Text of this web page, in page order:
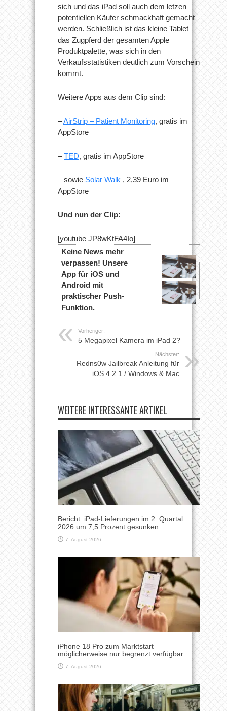
sich und das iPad soll auch dem letzen
potentiellen Käufer schmackhaft gemacht
werden. Schließlich ist das kleine Tablet
das Zugpferd der gesamten Apple
Produktpalette, was sich in den
Verkaufsstatistiken deutlich zum Vorschein
kommt.
Weitere Apps aus dem Clip sind:
–AirStrip – Patient Monitoring, gratis im
AppStore
–TED, gratis im AppStore
– sowie Solar Walk , 2,39 Euro im
AppStore
Und nun der Clip:
[youtube JP8wKtFA4Io]
Keine News mehr
verpassen! Unsere
App für iOS und
Android mit
praktischer Push-
Funktion.
Vorheriger:
5 Megapixel Kamera im iPad 2?
Nächster:
Redns0w Jailbreak Anleitung für
iOS 4.2.1 / Windows & Mac
WEITERE INTERESSANTE ARTIKEL
Bericht: iPad-Lieferungen im 2. Quartal
2026 um 7,5 Prozent gesunken
7. August 2026
iPhone 18 Pro zum Marktstart
möglicherweise nur begrenzt verfügbar
7. August 2026